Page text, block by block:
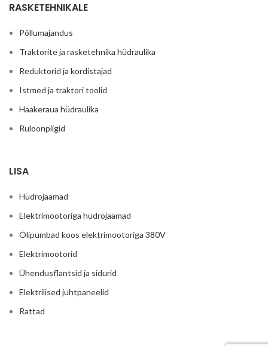
RASKETEHNIKALE
Põllumajandus
Traktorite ja rasketehnika hüdraulika
Reduktorid ja kordistajad
Istmed ja traktori toolid
Haakeraua hüdraulika
Ruloonpiigid
LISA
Hüdrojaamad
Elektrimootoriga hüdrojaamad
Õlipumbad koos elektrimootoriga 380V
Elektrimootorid
Ühendusflantsid ja sidurid
Elektrilised juhtpaneelid
Rattad